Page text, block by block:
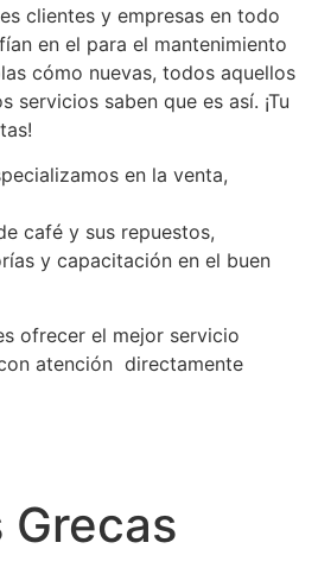
clientes y empresas en todo
en el para el mantenimiento
cómo nuevas, todos aquellos
servicios saben que es así. ¡Tu
en la venta,
café y sus repuestos,
y capacitación en el buen
ofrecer el mejor servicio
atención directamente
Grecas